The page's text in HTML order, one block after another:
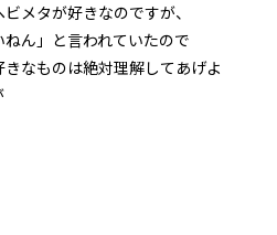
メタが好きなのですが、
ん」と言われていたので
きなものは絶対理解してあげよ